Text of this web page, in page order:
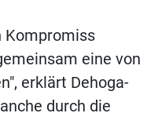
Kompromiss
eine von
erklärt Dehoga-
durch die